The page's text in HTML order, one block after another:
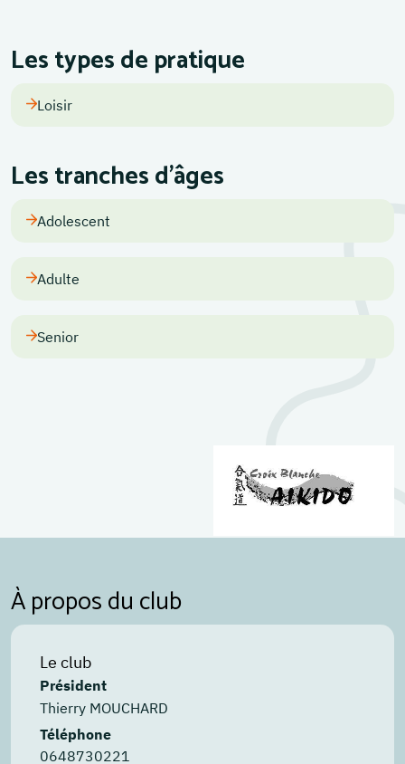
Les types de pratique
Loisir
Les tranches d'âges
Adolescent
Adulte
Senior
À propos du club
Le club
Président
Thierry MOUCHARD
Téléphone
0648730221